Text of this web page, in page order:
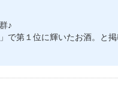
♪
で第１位に輝いたお酒。と